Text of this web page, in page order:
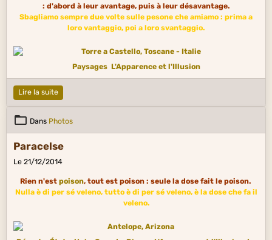
: d'abord à leur avantage, puis à leur désavantage.
Sbagliamo sempre due volte sulle pesone che amiamo : prima a
loro vantaggio, poi a loro svantaggio.
Paysages L'Apparence et l'Illusion
Lire la suite
Dans Photos
Paracelse
Le 21/12/2014
Rien n'est poison, tout est poison : seule la dose fait le poison.
Nulla è di per sé veleno, tutto è di per sé veleno, è la dose che fa il
veleno.